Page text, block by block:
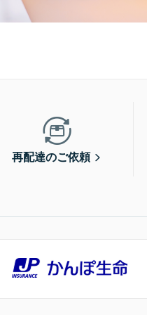
再配達のご依頼